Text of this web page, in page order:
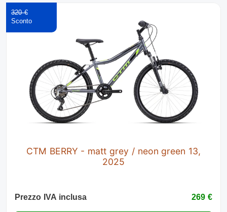
CTM BERRY - matt grey / neon green 13,
2025
320 €
Prezzo IVA inclusa 269 €